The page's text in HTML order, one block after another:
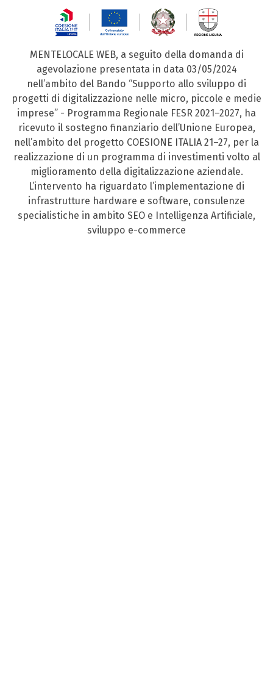
MENTELOCALE WEB, a seguito della domanda di
agevolazione presentata in data 03/05/2024
nell’ambito del Bando “Supporto allo sviluppo di
progetti di digitalizzazione nelle micro, piccole e medie
imprese” - Programma Regionale FESR 2021–2027, ha
ricevuto il sostegno finanziario dell’Unione Europea,
nell’ambito del progetto COESIONE ITALIA 21–27, per la
realizzazione di un programma di investimenti volto al
miglioramento della digitalizzazione aziendale.
L’intervento ha riguardato l’implementazione di
infrastrutture hardware e software, consulenze
specialistiche in ambito SEO e Intelligenza Artificiale,
sviluppo e-commerce